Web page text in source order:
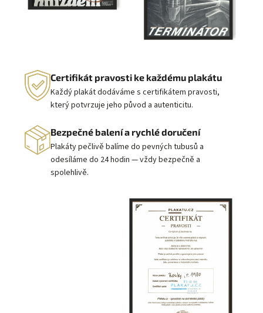
Certifikát pravosti ke každému plakátu
Každý plakát dodáváme s certifikátem pravosti,
který potvrzuje jeho původ a autenticitu.
Bezpečné balení a rychlé doručení
Plakáty pečlivě balíme do pevných tubusů a
odesíláme do 24 hodin — vždy bezpečně a
spolehlivě.